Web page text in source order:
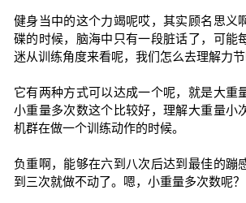
健身当中的这个力竭呢哎，其实顾名思义
碟的时候，脑海中只有一段脏话了，可能
迷从训练角度来看呢，我们怎么去理解力节
它有两种方式可以达成一个呢，就是大重
小重量多次数这个比较好，理解大重量小
机群在做一个训练动作的时候。
负重啊，能够在六到八次后达到最佳的蹦
到三次就做不动了。嗯，小重量多次数呢？